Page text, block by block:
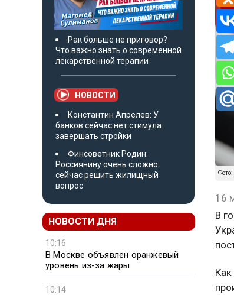
Рак больше не приговор?
Что важно знать о современной
лекарственной терапии
НОВОСТИ
Константин Апрелев: У
банков сейчас нет стимула
завершать стройки
Финсоветник Родин:
Россиянину очень сложно
сейчас решить жилищный
вопрос
НОВОСТИ ДНЯ
10:16
В Москве объявлен оранжевый
уровень из-за жары
10:14
Фото:
16
В